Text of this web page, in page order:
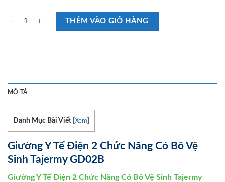
Giường Y Tế Điện 2 Chức Năng Có Bô Vệ Sinh Tajermy GD02B số
THÊM VÀO GIỎ HÀNG
MÔ TẢ
Danh Mục Bài Viết Xem
Giường Y Tế Điện 2 Chức Năng Có Bô Vệ
Sinh Tajermy GD02B
Giường Y Tế Điện 2 Chức Năng Có Bô Vệ Sinh Tajermy